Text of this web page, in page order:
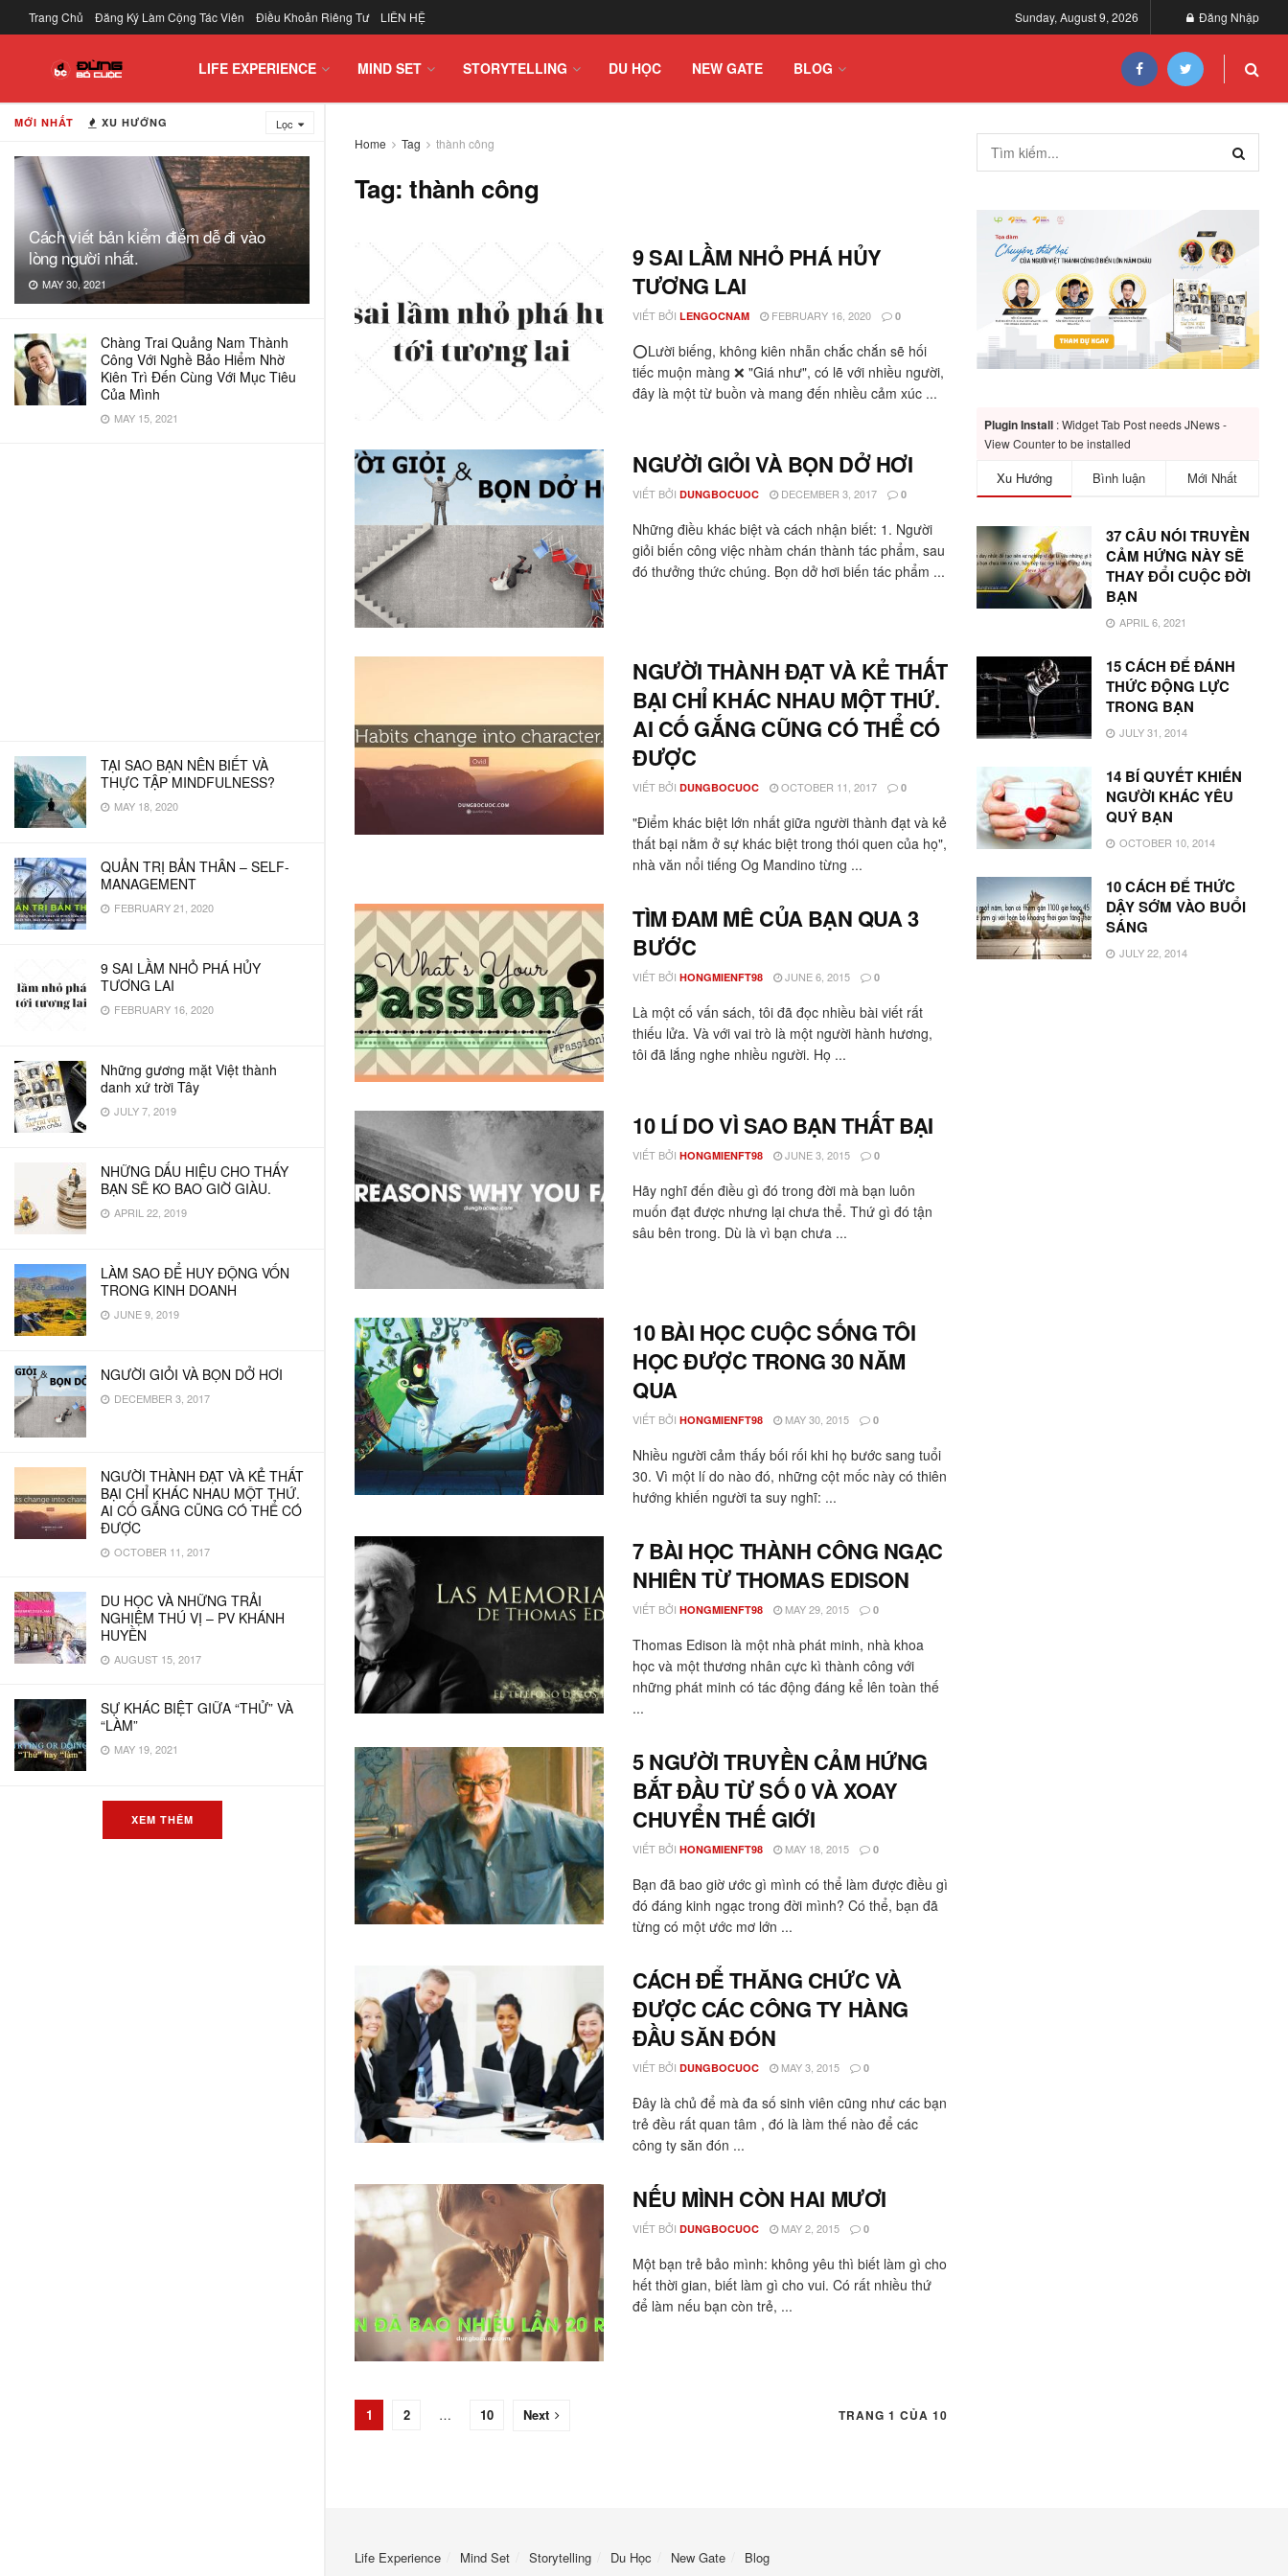
MỚI NHẤT XU HƯỚNG Lọc
Cách viết bản kiểm điểm dễ đi vào
lòng người nhất.
MAY 30, 2021
Chàng Trai Quảng Nam Thành
Công Với Nghề Bảo Hiểm Nhờ
Kiên Trì Đến Cùng Với Mục Tiêu
Của Mình
MAY 15, 2021
TẠI SAO BẠN NÊN BIẾT VÀ
THỰC TẬP MINDFULNESS?
MAY 18, 2020
QUẢN TRỊ BẢN THÂN – SELF-
MANAGEMENT
FEBRUARY 21, 2020
9 SAI LẦM NHỎ PHÁ HỦY
TƯƠNG LAI
FEBRUARY 16, 2020
Những gương mặt Việt thành
danh xứ trời Tây
JULY 7, 2019
NHỮNG DẤU HIỆU CHO THẤY
BẠN SẼ KO BAO GIỜ GIÀU.
APRIL 22, 2019
LÀM SAO ĐỂ HUY ĐỘNG VỐN
TRONG KINH DOANH
JUNE 9, 2019
NGƯỜI GIỎI VÀ BỌN DỞ HƠI
DECEMBER 3, 2017
NGƯỜI THÀNH ĐẠT VÀ KẺ THẤT
BẠI CHỈ KHÁC NHAU MỘT THỨ.
AI CỐ GẮNG CŨNG CÓ THỂ CÓ
ĐƯỢC
OCTOBER 11, 2017
DU HỌC VÀ NHỮNG TRẢI
NGHIỆM THÚ VỊ – PV KHÁNH
HUYỀN
AUGUST 15, 2017
SỰ KHÁC BIỆT GIỮA “THỬ” VÀ
“LÀM”
MAY 19, 2021
XEM THÊM
Trang Chủ Đăng Ký Làm Cộng Tác Viên Điều Khoản Riêng Tư LIÊN HỆ Sunday, August 9, 2026 Đăng Nhập
LIFE EXPERIENCE MIND SET STORYTELLING DU HỌC NEW GATE BLOG
Home Tag thành công
Tag:thành công
9 SAI LẦM NHỎ PHÁ HỦY
TƯƠNG LAI
VIẾT BỞI LENGOCNAM FEBRUARY 16, 2020 0
⭕️Lười biếng, không kiên nhẫn chắc chắn sẽ hối
tiếc muộn màng ❌ "Giá như", có lẽ với nhiều người,
đây là một từ buồn và mang đến nhiều cảm xúc ...
NGƯỜI GIỎI VÀ BỌN DỞ HƠI
VIẾT BỞI DUNGBOCUOC DECEMBER 3, 2017 0
Những điều khác biệt và cách nhận biết: 1. Người
giỏi biến công việc nhàm chán thành tác phẩm, sau
đó thưởng thức chúng. Bọn dở hơi biến tác phẩm ...
NGƯỜI THÀNH ĐẠT VÀ KẺ THẤT
BẠI CHỈ KHÁC NHAU MỘT THỨ.
AI CỐ GẮNG CŨNG CÓ THỂ CÓ
ĐƯỢC
VIẾT BỞI DUNGBOCUOC OCTOBER 11, 2017 0
"Điểm khác biệt lớn nhất giữa người thành đạt và kẻ
thất bại nằm ở sự khác biệt trong thói quen của họ",
nhà văn nổi tiếng Og Mandino từng ...
TÌM ĐAM MÊ CỦA BẠN QUA 3
BƯỚC
VIẾT BỞI HONGMIENFT98 JUNE 6, 2015 0
Là một cố vấn sách, tôi đã đọc nhiều bài viết rất
thiếu lửa. Và với vai trò là một người hành hương,
tôi đã lắng nghe nhiều người. Họ ...
10 LÍ DO VÌ SAO BẠN THẤT BẠI
VIẾT BỞI HONGMIENFT98 JUNE 3, 2015 0
Hãy nghĩ đến điều gì đó trong đời mà bạn luôn
muốn đạt được nhưng lại chưa thể. Thứ gì đó tận
sâu bên trong. Dù là vì bạn chưa ...
10 BÀI HỌC CUỘC SỐNG TÔI
HỌC ĐƯỢC TRONG 30 NĂM
QUA
VIẾT BỞI HONGMIENFT98 MAY 30, 2015 0
Nhiều người cảm thấy bối rối khi họ bước sang tuổi
30. Vì một lí do nào đó, những cột mốc này có thiên
hướng khiến người ta suy nghĩ: ...
7 BÀI HỌC THÀNH CÔNG NGẠC
NHIÊN TỪ THOMAS EDISON
VIẾT BỞI HONGMIENFT98 MAY 29, 2015 0
Thomas Edison là một nhà phát minh, nhà khoa
học và một thương nhân cực kì thành công với
những phát minh có tác động đáng kể lên toàn thế
...
5 NGƯỜI TRUYỀN CẢM HỨNG
BẮT ĐẦU TỪ SỐ 0 VÀ XOAY
CHUYỂN THẾ GIỚI
VIẾT BỞI HONGMIENFT98 MAY 18, 2015 0
Bạn đã bao giờ ước gì mình có thể làm được điều gì
đó đáng kinh ngạc trong đời mình? Có thể, bạn đã
từng có một ước mơ lớn ...
CÁCH ĐỂ THĂNG CHỨC VÀ
ĐƯỢC CÁC CÔNG TY HÀNG
ĐẦU SĂN ĐÓN
VIẾT BỞI DUNGBOCUOC MAY 3, 2015 0
Đây là chủ để mà đa số sinh viên cũng như các bạn
trẻ đều rất quan tâm , đó là làm thế nào để các
công ty săn đón ...
NẾU MÌNH CÒN HAI MƯƠI
VIẾT BỞI DUNGBOCUOC MAY 2, 2015 0
Một bạn trẻ bảo mình: không yêu thì biết làm gì cho
hết thời gian, biết làm gì cho vui. Có rất nhiều thứ
để làm nếu bạn còn trẻ, ...
TRANG 1 CỦA 10
1 2 … 10 Next
Plugin Install : Widget Tab Post needs JNews -
View Counter to be installed
Xu Hướng Bình luận Mới Nhất
37 CÂU NÓI TRUYỀN
CẢM HỨNG NÀY SẼ
THAY ĐỔI CUỘC ĐỜI
BẠN
APRIL 6, 2021
15 CÁCH ĐỂ ĐÁNH
THỨC ĐỘNG LỰC
TRONG BẠN
JULY 31, 2014
14 BÍ QUYẾT KHIẾN
NGƯỜI KHÁC YÊU
QUÝ BẠN
OCTOBER 10, 2014
10 CÁCH ĐỂ THỨC
DẬY SỚM VÀO BUỔI
SÁNG
JULY 22, 2014
Life Experience Mind Set Storytelling Du Học New Gate Blog